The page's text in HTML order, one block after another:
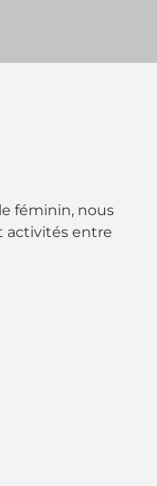
féminin, nous
activités entre